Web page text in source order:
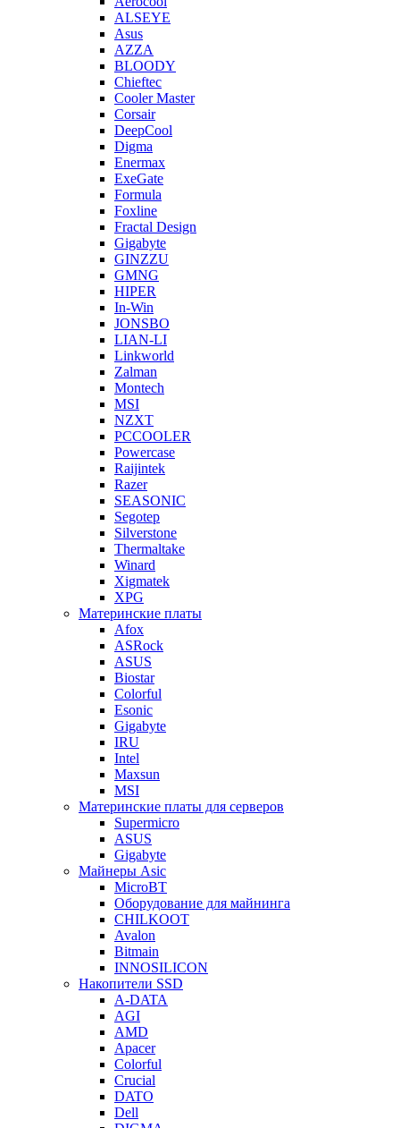
ALSEYE
Asus
AZZA
BLOODY
Chieftec
Cooler Master
Corsair
DeepCool
Digma
Enermax
ExeGate
Formula
Foxline
Fractal Design
Gigabyte
GINZZU
GMNG
HIPER
In-Win
JONSBO
LIAN-LI
Linkworld
Zalman
Montech
MSI
NZXT
PCCOOLER
Powercase
Raijintek
Razer
SEASONIC
Segotep
Silverstone
Thermaltake
Winard
Xigmatek
XPG
Материнские платы
Afox
ASRock
ASUS
Biostar
Colorful
Esonic
Gigabyte
IRU
Intel
Maxsun
MSI
Материнские платы для серверов
Supermicro
ASUS
Gigabyte
Майнеры Asic
MicroBT
Оборудование для майнинга
CHILKOOT
Avalon
Bitmain
INNOSILICON
Накопители SSD
A-DATA
AGI
AMD
Apacer
Colorful
Crucial
DATO
Dell